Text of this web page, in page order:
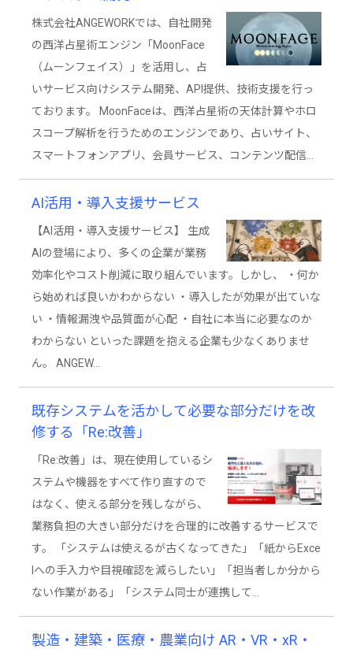
株式会社ANGEWORKでは、自社開発
の西洋占星術エンジン「MoonFace
（ムーンフェイス）」を活用し、占
いサービス向けシステム開発、API提供、技術支援を行っ
ております。 MoonFaceは、西洋占星術の天体計算やホロ
スコープ解析を行うためのエンジンであり、占いサイト、
スマートフォンアプリ、会員サービス、コンテンツ配信…
AI活用・導入支援サービス
【AI活用・導入支援サービス】 生成
AIの登場により、多くの企業が業務
効率化やコスト削減に取り組んでいます。しかし、 ・何か
ら始めれば良いかわからない ・導入したが効果が出ていな
い ・情報漏洩や品質面が心配 ・自社に本当に必要なのか
わからない といった課題を抱える企業も少なくありませ
ん。 ANGEW…
既存システムを活かして必要な部分だけを改
修する「Re:改善」
「Re:改善」は、現在使用しているシ
ステムや機器をすべて作り直すので
はなく、使える部分を残しながら、
業務負担の大きい部分だけを合理的に改善するサービスで
す。 「システムは使えるが古くなってきた」「紙からExce
lへの手入力や目視確認を減らしたい」「担当者しか分から
ない作業がある」「システム同士が連携して…
製造・建築・医療・農業向け AR・VR・xR・